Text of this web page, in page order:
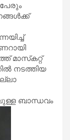
മാസ്‌കറ്റ്
നടത്തിയ
ബാന്ധവം